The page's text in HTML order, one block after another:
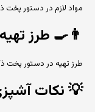
مواد لازم در دستور
👨‍🍳 طرز تهیه
طرز تهیه در دستور پخت
💡نکات